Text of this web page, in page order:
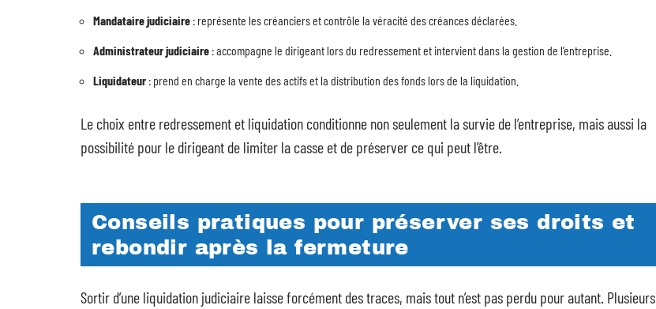
Mandataire judiciaire : représente les créanciers et contrôle la véracité des créances déclarées.
Administrateur judiciaire : accompagne le dirigeant lors du redressement et intervient dans la gestion de l’entreprise.
Liquidateur : prend en charge la vente des actifs et la distribution des fonds lors de la liquidation.
Le choix entre redressement et liquidation conditionne non seulement la survie de l’entreprise, mais aussi la
possibilité pour le dirigeant de limiter la casse et de préserver ce qui peut l’être.
Conseils pratiques pour préserver ses droits et
rebondir après la fermeture
Sortir d’une liquidation judiciaire laisse forcément des traces, mais tout n’est pas perdu pour autant. Plusieurs